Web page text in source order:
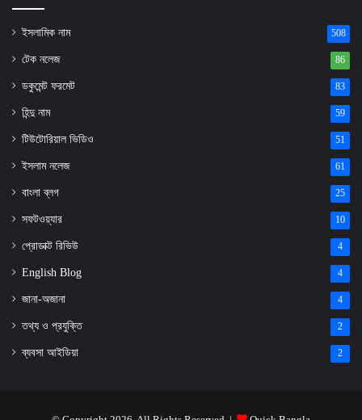
ইসলামিক নাম 508
টেক নলেজ 86
ডকুমেন্ট ফরমেট 83
হিন্দু নাম 59
টিউটোরিয়াল ভিডিও 51
ইসলাম নলেজ 61
বাংলা ব্লগ 25
সফটওয়্যার 10
প্রোডাক্ট রিভিউ 4
English Blog 4
জানা-অজানা 4
তথ্য ও প্রযুক্তি 2
ব্যবসা আইডিয়া 2